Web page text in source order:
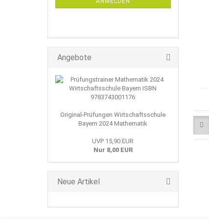
Angebote
Original-Prüfungen Wirtschaftsschule
Bayern 2024 Mathematik
UVP 15,90 EUR
Nur 8,00 EUR
Neue Artikel